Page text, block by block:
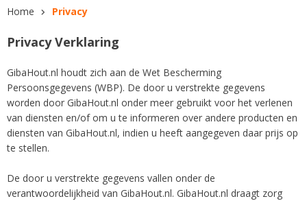
naar
Home Privacy
Privacy Verklaring
GibaHout.nl houdt zich aan de Wet Bescherming
Persoonsgegevens (WBP). De door u verstrekte gegevens
worden door GibaHout.nl onder meer gebruikt voor het verlenen
van diensten en/of om u te informeren over andere producten en
diensten van GibaHout.nl, indien u heeft aangegeven daar prijs op
te stellen.
De door u verstrekte gegevens vallen onder de
verantwoordelijkheid van GibaHout.nl. GibaHout.nl draagt zorg